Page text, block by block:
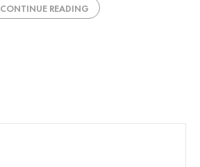
CONTINUE READING